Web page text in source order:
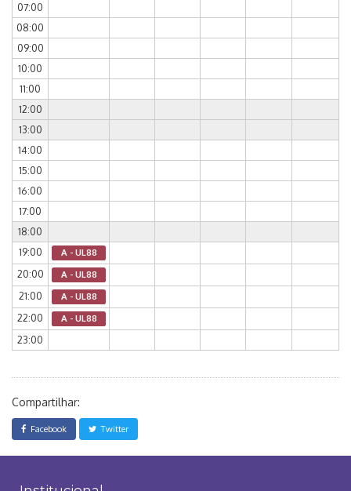
07:00
08:00
09:00
10:00
11:00
12:00
13:00
14:00
15:00
16:00
17:00
18:00
19:00
A - UL88
20:00 A - UL88
21:00 A - UL88
22:00 A - UL88
23:00
Compartilhar:
Facebook Twitter